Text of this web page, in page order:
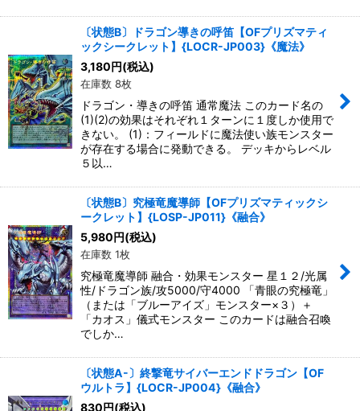
〔状態B〕ドラゴン導きの呼笛【OFプリズマティ
ックシークレット】{LOCR-JP003}《魔法》
3,180円(税込)
在庫数 8枚
ドラゴン・導きの呼笛 通常魔法 このカード名の
(1)(2)の効果はそれぞれ１ターンに１度しか使用で
きない。 (1)：フィールドに魔法使い族モンスター
が存在する場合に発動できる。 デッキからレベル
５以…
〔状態B〕究極竜魔導師【OFプリズマティックシ
ークレット】{LOSP-JP011}《融合》
5,980円(税込)
在庫数 1枚
究極竜魔導師 融合・効果モンスター 星１２/光属
性/ドラゴン族/攻5000/守4000 「青眼の究極竜」
（または「ブルーアイズ」モンスター×３）＋
「カオス」儀式モンスター このカードは融合召喚
でしか…
〔状態A-〕終撃竜サイバーエンドドラゴン【OF
ウルトラ】{LOCR-JP004}《融合》
830円(税込)